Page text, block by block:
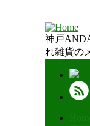
神戸
れ雑貨の